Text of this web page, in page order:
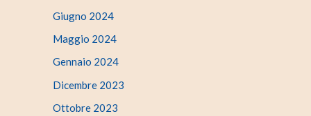
Giugno 2024
Maggio 2024
Gennaio 2024
Dicembre 2023
Ottobre 2023